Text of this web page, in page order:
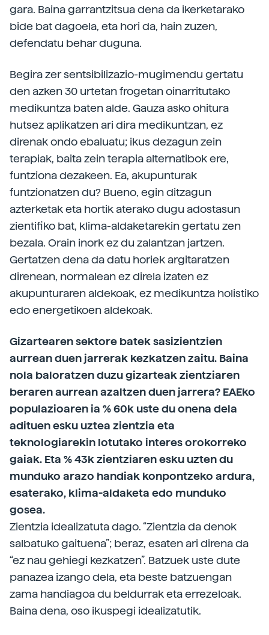
gara. Baina garrantzitsua dena da ikerketarako
bide bat dagoela, eta hori da, hain zuzen,
defendatu behar duguna.
Begira zer sentsibilizazio-mugimendu gertatu
den azken 30 urtetan frogetan oinarritutako
medikuntza baten alde. Gauza asko ohitura
hutsez aplikatzen ari dira medikuntzan, ez
direnak ondo ebaluatu; ikus dezagun zein
terapiak, baita zein terapia alternatibok ere,
funtziona dezakeen. Ea, akupunturak
funtzionatzen du? Bueno, egin ditzagun
azterketak eta hortik aterako dugu adostasun
zientifiko bat, klima-aldaketarekin gertatu zen
bezala. Orain inork ez du zalantzan jartzen.
Gertatzen dena da datu horiek argitaratzen
direnean, normalean ez direla izaten ez
akupunturaren aldekoak, ez medikuntza holistiko
edo energetikoen aldekoak.
Gizartearen sektore batek sasizientzien
aurrean duen jarrerak kezkatzen zaitu. Baina
nola baloratzen duzu gizarteak zientziaren
beraren aurrean azaltzen duen jarrera? EAEko
populazioaren ia % 60k uste du onena dela
adituen esku uztea zientzia eta
teknologiarekin lotutako interes orokorreko
gaiak. Eta % 43k zientziaren esku uzten du
munduko arazo handiak konpontzeko ardura,
esaterako, klima-aldaketa edo munduko
gosea.
Zientzia idealizatuta dago. “Zientzia da denok
salbatuko gaituena”; beraz, esaten ari direna da
“ez nau gehiegi kezkatzen”. Batzuek uste dute
panazea izango dela, eta beste batzuengan
zama handiagoa du beldurrak eta errezeloak.
Baina dena, oso ikuspegi idealizatutik.